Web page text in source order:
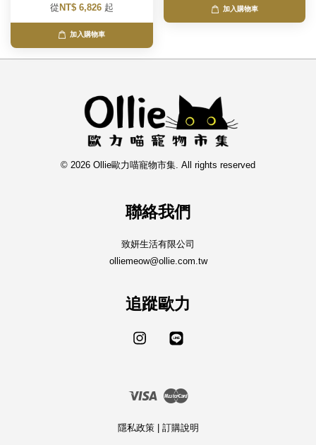
從 NT$ 6,826 起
加入購物車
加入購物車
© 2026 Ollie歐力喵寵物市集. All rights reserved
聯絡我們
致妍生活有限公司
olliemeow@ollie.com.tw
追蹤歐力
Instagram
Visa Master
隱私政策| 訂購說明